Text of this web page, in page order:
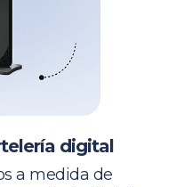
digital
a medida de